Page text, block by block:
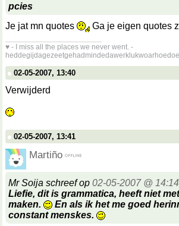
pcies
Je jat mn quotes
Ga je eigen quotes
♥ - I miss all the places we never went. -
02-05-2007, 13:40
Verwijderd
02-05-2007, 13:41
Martiño
Mr Soija schreef op 02-05-2007 @ 14:14
Liefie, dit is grammatica, heeft niet
maken.
En als ik het me goed
constant menskes.